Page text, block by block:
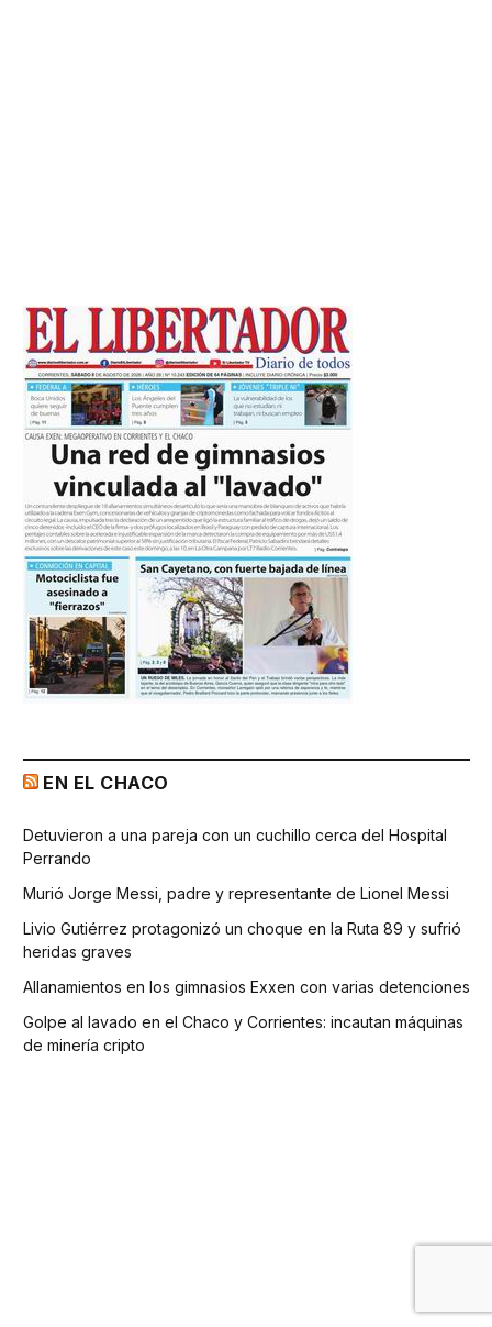
EN EL CHACO
Detuvieron a una pareja con un cuchillo cerca del Hospital
Perrando
Murió Jorge Messi, padre y representante de Lionel Messi
Livio Gutiérrez protagonizó un choque en la Ruta 89 y sufrió
heridas graves
Allanamientos en los gimnasios Exxen con varias detenciones
Golpe al lavado en el Chaco y Corrientes: incautan máquinas
de minería cripto